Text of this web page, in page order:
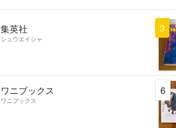
集英社
シュウエイシャ
3
ワニブックス
ワニブックス
6